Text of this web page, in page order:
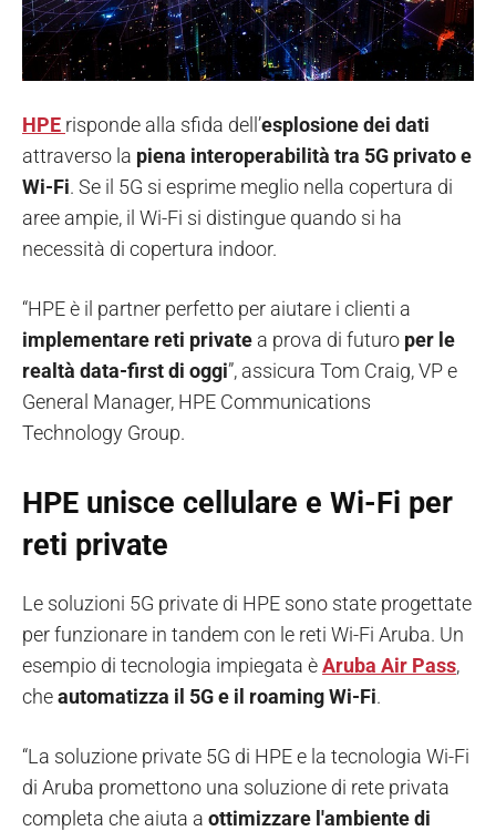
HPE risponde alla sfida dell’esplosione dei dati
attraverso la piena interoperabilità tra 5G privato e
Wi-Fi. Se il 5G si esprime meglio nella copertura di
aree ampie, il Wi-Fi si distingue quando si ha
necessità di copertura indoor.
“HPE è il partner perfetto per aiutare i clienti a
implementare reti private a prova di futuro per le
realtà data-first di oggi”, assicura Tom Craig, VP e
General Manager, HPE Communications
Technology Group.
HPE unisce cellulare e Wi-Fi per
reti private
Le soluzioni 5G private di HPE sono state progettate
per funzionare in tandem con le reti Wi-Fi Aruba. Un
esempio di tecnologia impiegata èAruba Air Pass,
cheautomatizza il 5G e il roaming Wi-Fi.
“La soluzione private 5G di HPE e la tecnologia Wi-Fi
di Aruba promettono una soluzione di rete privata
completa che aiuta a ottimizzare l'ambiente di